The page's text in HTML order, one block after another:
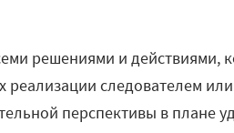
решениями и действиями,
реализации следователем
перспективы в плане